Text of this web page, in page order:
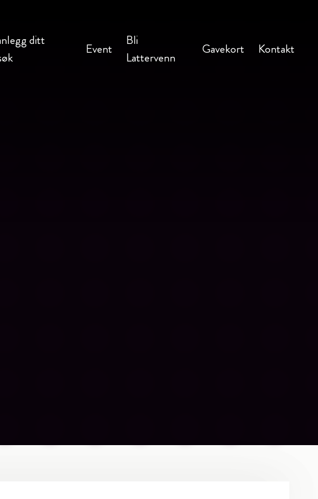
ditt
Event
Bli
Lattervenn
Gavekort Kontakt